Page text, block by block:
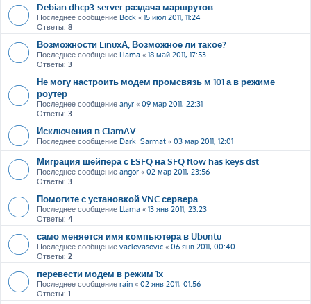
Debian dhcp3-server раздача маршрутов.
Последнее сообщение Bock « 15 июл 2011, 11:24
Ответы: 8
Возможности LinuxА, Возможное ли такое?
Последнее сообщение Llama « 18 май 2011, 17:53
Ответы: 3
Не могу настроить модем промсвязь м 101 а в режиме
роутер
Последнее сообщение anyr « 09 мар 2011, 22:31
Ответы: 3
Исключения в ClamAV
Последнее сообщение Dark_Sarmat « 03 мар 2011, 12:01
Миграция шейпера с ESFQ на SFQ flow has keys dst
Последнее сообщение angor « 02 мар 2011, 23:56
Ответы: 3
Помогите с установкой VNC сервера
Последнее сообщение Llama « 13 янв 2011, 23:23
Ответы: 4
само меняется имя компьютера в Ubuntu
Последнее сообщение vaclovasovic « 06 янв 2011, 00:40
Ответы: 2
перевести модем в режим 1х
Последнее сообщение rain « 02 янв 2011, 01:56
Ответы: 1